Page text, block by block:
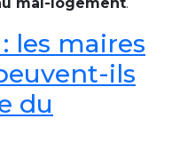
les maires
ils
du